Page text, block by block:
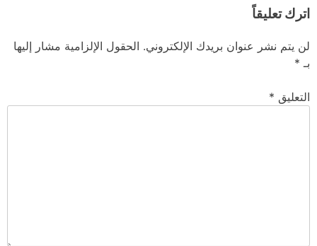
اترك تعليقاً
لن يتم نشر عنوان بريدك الإلكتروني. الحقول الإلزامية مشار إليها
بـ *
التعليق *